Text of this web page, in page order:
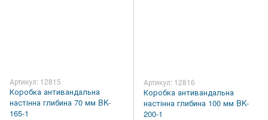
Артикул: 12815
Коробка антивандальна
настінна глибина 70 мм BK-
165-1
Артикул: 12816
Коробка антивандальна
настінна глибина 100 мм BK-
200-1